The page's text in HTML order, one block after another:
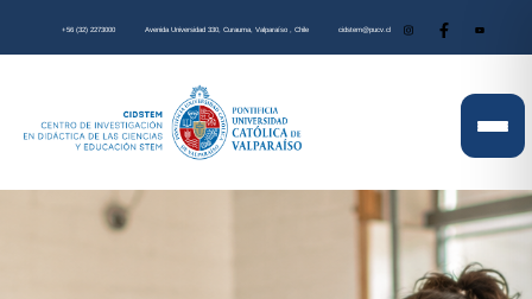
+56 (32) 2273000 Avenida Universidad 330, Curauma, Valparaíso , Chile cidstem@pucv.cl